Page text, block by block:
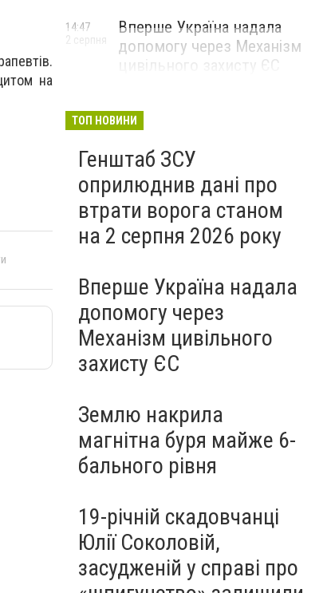
на
Вперше Україна надала
допомогу через Механізм
цивільного захисту ЄС
14:47
2 серпня
ТОП НОВИНИ
Генштаб ЗСУ
оприлюднив дані про
втрати ворога станом
на 2 серпня 2026 року
Вперше Україна надала
допомогу через
Механізм цивільного
захисту ЄС
Землю накрила
магнітна буря майже 6-
бального рівня
19-річній скадовчанці
Юлії Соколовій,
засудженій у справі про